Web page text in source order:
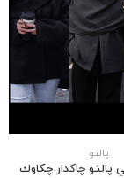
پالتو
چاكدار چكاوك